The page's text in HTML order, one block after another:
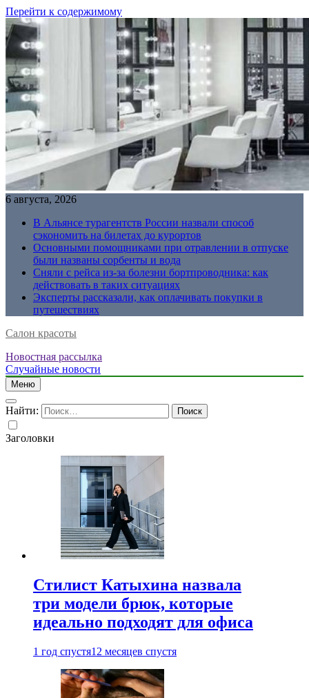
Перейти к содержимому
6 августа, 2026
В Альянсе турагентств России назвали способ
сэкономить на билетах до курортов
Основными помощниками при отравлении в отпуске
были названы сорбенты и вода
Сняли с рейса из-за болезни бортпроводника: как
действовать в таких ситуациях
Эксперты рассказали, как оплачивать покупки в
путешествиях
Салон красоты
Новостная рассылка
Случайные новости
Меню
Найти:
Заголовки
Стилист Катыхина назвала
три модели брюк, которые
идеально подходят для офиса
1 год спустя12 месяцев спустя